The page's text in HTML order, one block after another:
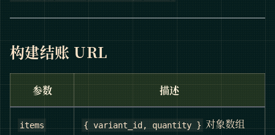
构建结账 URL
参数 描述
items { variant_id, quantity } 对象数组